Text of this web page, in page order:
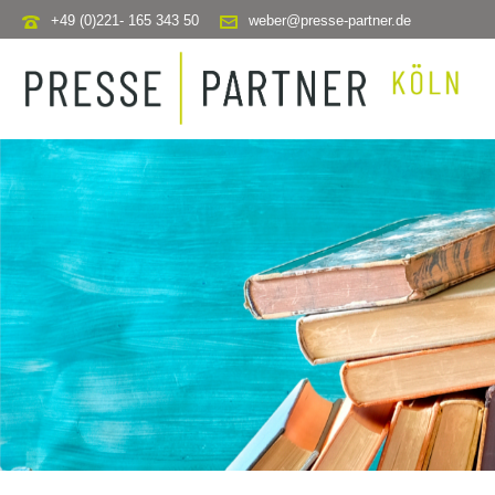
+49 (0)221- 165 343 50 weber@presse-partner.de